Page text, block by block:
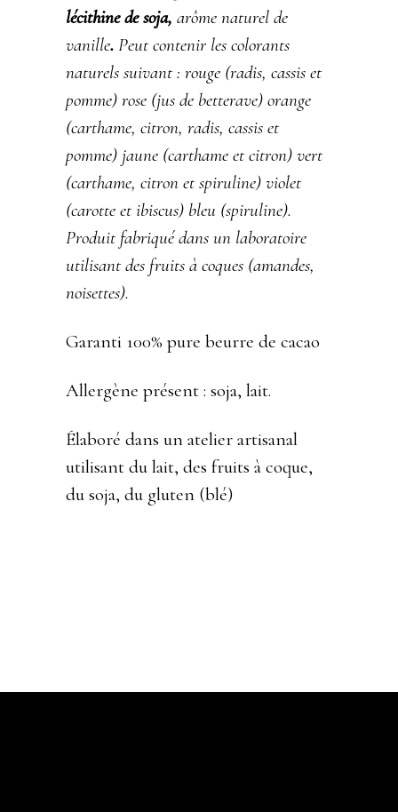
lécithine de soja, arôme naturel de
vanille. Peut contenir les colorants
naturels suivant : rouge (radis, cassis et
pomme) rose (jus de betterave) orange
(carthame, citron, radis, cassis et
pomme) jaune (carthame et citron) vert
(carthame, citron et spiruline) violet
(carotte et ibiscus) bleu (spiruline).
Produit fabriqué dans un laboratoire
utilisant des fruits à coques (amandes,
noisettes).
Garanti 100% pure beurre de cacao
Allergène présent : soja, lait.
Élaboré dans un atelier artisanal
utilisant du lait, des fruits à coque,
du soja, du gluten (blé)